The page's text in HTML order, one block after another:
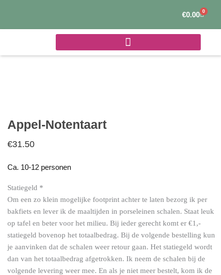
de
€0.00 0
Appel-Notentaart
€31.50
Ca. 10-12 personen
Statiegeld *
Om een zo klein mogelijke footprint achter te laten bezorg ik per
bakfiets en lever ik de maaltijden in porseleinen schalen. Staat leuk
op tafel en beter voor het milieu. Bij ieder gerecht komt er €1,-
statiegeld bovenop het totaalbedrag. Bij de volgende bestelling kun
je aanvinken dat de schalen weer retour gaan. Het statiegeld wordt
dan van het totaalbedrag afgetrokken. Ik neem de schalen bij de
volgende levering weer mee. En als je niet meer bestelt, kom ik de
Appel-
Notentaart
aantal